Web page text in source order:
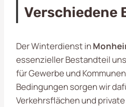
Verschiedene
Der Winterdienst in
essenzieller Bestandteil
für Gewerbe und
Bedingungen sorgen wir
Verkehrsflächen und